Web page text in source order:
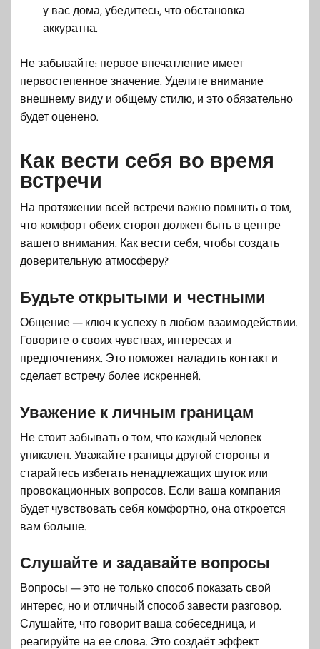
у вас дома, убедитесь, что обстановка
аккуратна.
Не забывайте: первое впечатление имеет
первостепенное значение. Уделите внимание
внешнему виду и общему стилю, и это обязательно
будет оценено.
Как вести себя во время
встречи
На протяжении всей встречи важно помнить о том,
что комфорт обеих сторон должен быть в центре
вашего внимания. Как вести себя, чтобы создать
доверительную атмосферу?
Будьте открытыми и честными
Общение — ключ к успеху в любом взаимодействии.
Говорите о своих чувствах, интересах и
предпочтениях. Это поможет наладить контакт и
сделает встречу более искренней.
Уважение к личным границам
Не стоит забывать о том, что каждый человек
уникален. Уважайте границы другой стороны и
старайтесь избегать ненадлежащих шуток или
провокационных вопросов. Если ваша компания
будет чувствовать себя комфортно, она откроется
вам больше.
Слушайте и задавайте вопросы
Вопросы — это не только способ показать свой
интерес, но и отличный способ завести разговор.
Слушайте, что говорит ваша собеседница, и
реагируйте на ее слова. Это создаёт эффект